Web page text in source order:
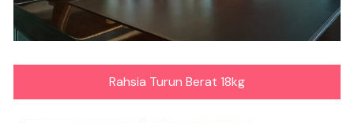
Rahsia Turun Berat 18kg